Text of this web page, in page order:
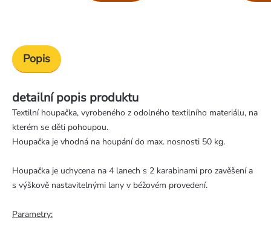
Popis
detailní popis produktu
Textilní houpačka, vyrobeného z odolného textilního materiálu, na
kterém se děti pohoupou.
Houpačka je vhodná na houpání do max. nosnosti 50 kg.
Houpačka je uchycena na 4 lanech s 2 karabinami pro zavěšení a
s výškově nastavitelnými lany v béžovém provedení.
Parametry: